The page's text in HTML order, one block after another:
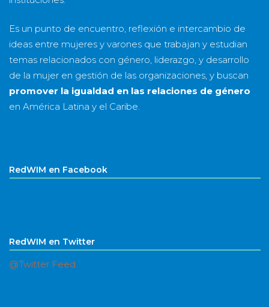
Es un punto de encuentro, reflexión e intercambio de
ideas entre mujeres y varones que trabajan y estudian
temas relacionados con género, liderazgo, y desarrollo
de la mujer en gestión de las organizaciones, y buscan
promover la igualdad en las relaciones de género
en América Latina y el Caribe.
RedWIM en Facebook
RedWIM en Twitter
@Twitter Feed